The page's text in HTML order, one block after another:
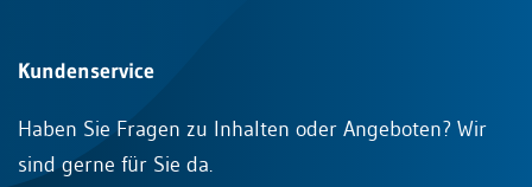
Kundenservice
Haben Sie Fragen zu Inhalten oder Angeboten? Wir
sind gerne für Sie da.